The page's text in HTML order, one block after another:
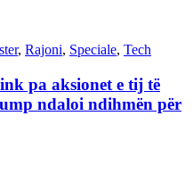
, Rajoni, Speciale, Tech
pa aksionet e tij të
ndaloi ndihmën për